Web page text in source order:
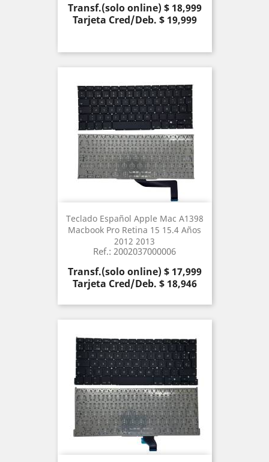
Precio
Transf.(solo online) $ 18,999
Tarjeta Cred/Deb. $ 19,999
Teclado Español Apple Mac A1398
Macbook Pro Retina 15 15.4 Años
2012 2013
Ref.: 2002037000006
Precio
Transf.(solo online) $ 17,999
Tarjeta Cred/Deb. $ 18,946